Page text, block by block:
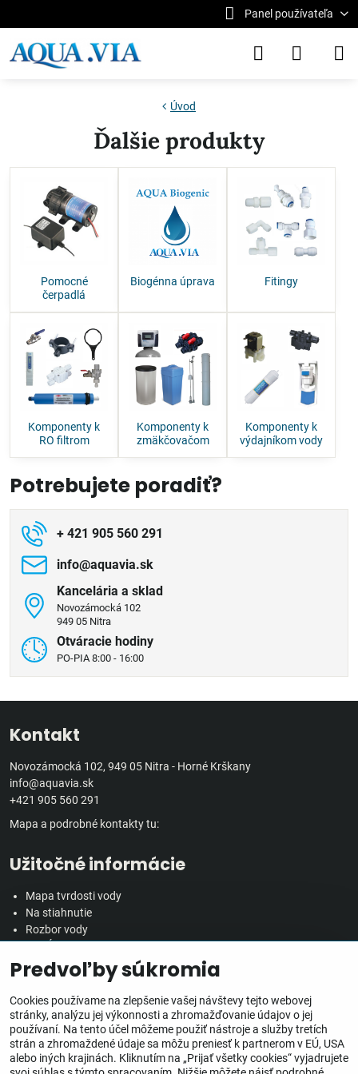
Panel používateľa
Úvod
Ďalšie produkty
Pomocné
čerpadlá
Biogénna úprava Fitingy
Komponenty k
RO filtrom
Komponenty k
zmäkčovačom
Komponenty k
výdajníkom vody
Potrebujete poradiť?
+ 421 905 560 291
info​@aquavia​.sk
Kancelária a sklad
Novozámocká 102
949 05 Nitra
Otváracie hodiny
PO-PIA 8:00 - 16:00
Kontakt
Novozámocká 102, 949 05 Nitra - Horné Krškany
info@aquavia.sk
+421 905 560 291
Mapa a podrobné kontakty tu:
Užitočné informácie
Mapa tvrdosti vody
Na stiahnutie
Rozbor vody
Veľkoobchodná spolupráca
Všetko o nákupe
Obchodné podmienky
Ochrana osobných údajov
Reklamačný poriadok
Predvoľby súkromia
Cookies používame na zlepšenie vašej návštevy tejto webovej
stránky, analýzu jej výkonnosti a zhromažďovanie údajov o jej
používaní. Na tento účel môžeme použiť nástroje a služby tretích
strán a zhromaždené údaje sa môžu preniesť k partnerom v EÚ, USA
alebo iných krajinách. Kliknutím na „Prijať všetky cookies“ vyjadrujete